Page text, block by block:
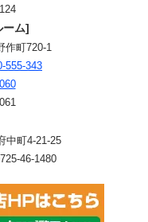
ーム]
作町720-1
555-343
中町4-21-25
46-1480